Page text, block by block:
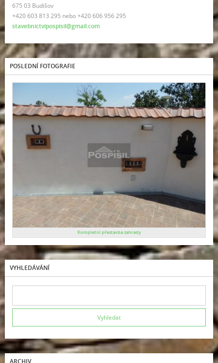
675 03 Budišov
+420 603 813 295 nebo +420 606 956 295
stavebnictvipospisil@gmail.com
POSLEDNÍ FOTOGRAFIE
Kompletní přestavba zahrady
VYHLEDÁVÁNÍ
ARCHIV